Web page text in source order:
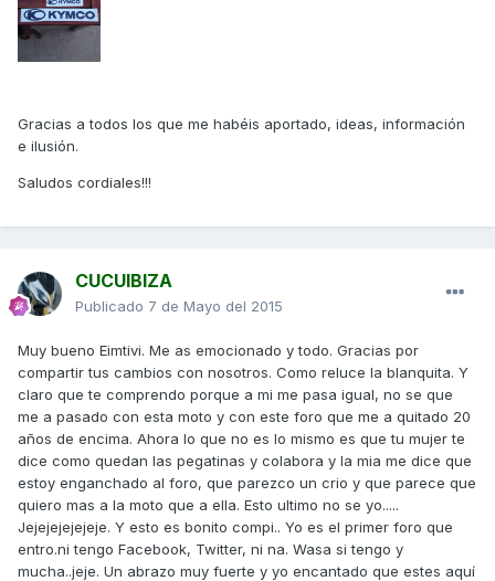
Gracias a todos los que me habéis aportado, ideas, información
e ilusión.
Saludos cordiales!!!
CUCUIBIZA
Publicado 7 de Mayo del 2015
Muy bueno Eimtivi. Me as emocionado y todo. Gracias por
compartir tus cambios con nosotros. Como reluce la blanquita. Y
claro que te comprendo porque a mi me pasa igual, no se que
me a pasado con esta moto y con este foro que me a quitado 20
años de encima. Ahora lo que no es lo mismo es que tu mujer te
dice como quedan las pegatinas y colabora y la mia me dice que
estoy enganchado al foro, que parezco un crio y que parece que
quiero mas a la moto que a ella. Esto ultimo no se yo.....
Jejejejejejeje. Y esto es bonito compi.. Yo es el primer foro que
entro.ni tengo Facebook, Twitter, ni na. Wasa si tengo y
mucha..jeje. Un abrazo muy fuerte y yo encantado que estes aquí